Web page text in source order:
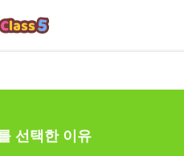
선택한 이유